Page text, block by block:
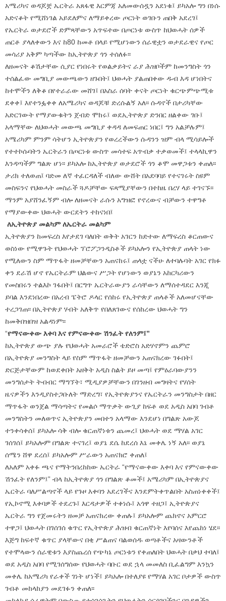
አሜሪካና ወዳጆቿ ኤርትራ አጸፋዊ እርምጃ አለመውሰዷን አደነቁ፤ ይካአሎ ግን በነሱ
አድናቆት የሚሸነገል አይደለምና ለማይቀረው ጦርነት ወገቡን ጠበቅ አደረገ፤
የኤርትራ ወታደሮች ድምጻቸውን አጥፍተው በጦርነቱ ውስጥ ከህወሓት ሰዎች
ጠርቶ ያላለቀውን እና ከ80 ከመቶ በላይ የሚሆነውን ሰራዊቷን ወታደራዊና የጦር
መሳሪያ አቅም ካጣችው ከኢትዮጵያ ጎን ተሰለፉ፡፡
ለዘመናት ቆሽታቸው ሲያር የነበሩት የወልቃይትና ራያ ሕዝቦችም ከመንግስት ጎን
ተሰልፈው መግቢያ መውጫውን ዘጉበት፤ ህወሓት ያልጠበቀው ዱብ እዳ ሆነበትና
ከተሞችን ለቅቆ በየተራራው መሸገ፤ በአስራ ሰባት ቀናት ጦርነት ቁርጭምጭሚቱ
ደቀቀ፤ እየተንፏቀቀ ለአሜሪካና ወዳጆቹ ድረሱልኝ አለ፡፡ ሱዳኖች በታሪካቸው
አድርገውት የማያውቁትን ጀብድ ሞከሩ፤ ወደኢትዮጵያ ድንበር ዘልቀው ገቡ፤
አላማቸው ለህወሓት መውጫ መግቢያ ቀዳዳ ለመፍጠር ነበር፤ ግን አልቻሉም፤
አሜሪካም ምንም ሳትሆን ኢትዮጵያን የወረረችውን ሱዳንን ዝም ብላ ሚሳይሎች
የተተኮሱባትን ኤርትራን በጦርነቱ ውስጥ መሳተፍ አጥብቃ ተቃወመች፤ ተላላኪዋን
እንዳጣችም ግልጽ ሆነ፡፡ ይካአሎ ከኢትዮጵያ ወታደሮች ጎን ቆሞ መዋጋቱን ቀጠለ፡፡
ታሪክ ተለወጠ፤ ባድመ ለኛ ተፈርዳለች ብለው ውሸት በአደባባይ የተናገሩት ስዩም
መስፍንና የህወሓት መስራች ጓዶቻቸው ፍጻሚያቸውን በተከዜ በረሃ ላይ ተገናኙ፡፡
ማንም አያሸንፈኝም ብሎ ለዘመናት ራሱን አግዝፎ የኖረውና ብቻውን ተዋግቶ
የማያውቀው ህወሓት ውርደትን ተከናነበ፤
ለኢትዮጵያ መልካም ለኤርትራ መልካም
ኢትዮጵያን ከመፍረስ እየታደገ ባለበት ወቅት አገርን ከድተው ለማፍረስ ቆርጠውና
ወስነው የሚዋጉት የህወሓት ፕሮፖጋንዲስቶች ይካአሎን የኢትዮጵያ ጠላት ነው
የሚለውን ስም ማጥፋት ዘመቻቸውን አጠናከሩ፤ ጠላቷ ናችሁ ለተባሉባት አገር የክፉ
ቀን ደራሽ ሆኖ የኤርትራም ህልውና ሥጋት የሆነውን ወያኔን አከርካሪውን
የመስበሩን ተልእኮ ገፋበት፤ በርግጥ ኤርትራውያን ራሳቸውን ለማሰተዳደር እንጂ
ይባል እንደነበረው በአረብ ፔትሮ ዶላር የሰከሩ የኢትዮጵያ ጠላቶች አለመሆናቸው
ተረጋገጠ፡፡ በኢትዮጵያ ሃብት አለቅጥ የበለጸገውና የሰከረው ህወሓት ግን
ከመቅበዝበዝ አልዳነም፡፡
“የማናውቀው እቀባ እና የምናውቀው ሽንፈት የለንም፤”
ከኢትዮጵያ ውጭ ያሉ የህወሓት አመራሮች ቴድሮስ አድሃኖምን ጨምሮ
በኢትዮጵያ መንግስት ላይ የስም ማጥፋት ዘመቻውን አጠናክረው ገፉበት፤
ድርጅታቸውም ከወደቀበት አዘቅት አዲስ ስልት ይዞ መጣ፤ የምዕራባውያንን
መንግሰታት ትብብር ማግኘት፣ ሚዲያዎቻቸውን በገንዘብ መግዛትና የሃሰት
ዜናዎችን እንዲያስተጋቡለት ማድረግ፣ የኢትዮጵያንና የኤርትራን መንግስታት በዘር
ማጥፋት ወንጀል ማሳጣትና የመልሶ ማጥቃት ውጊያ ከፍቶ ወደ አዲስ አበባ ገብቶ
መንግስትን መለወጥና ኢትዮጵያን መበተን አላማው እንደሆነ በግልጽ አውጆ
ተንቀሳቀሰ፤ ይካአሎ ሳቅ ብሎ ቁርጠኛነቱን ጨመረ፤ ህወሓት ወደ ማሃል አገር
ገሰገሰ፤ ይካአሎም በግልጽ ተናገረ፤ ወያኔ ደሴ ከደረሰ እኔ መቀሌ ነኝ አለ፡፡ ወያኔ
ሰሜን ሸዋ ደረሰ፤ ይካአሎም ሥራውን አጠናክሮ ቀጠለ፤
ለአለም አቀፉ ጫና የማትንበረከከው ኤርትራ “የማናውቀው እቀባ እና የምናውቀው
ሽንፈት የለንም፤” ብላ ከኢትዮጵያ ጎን በግልጽ ቆመች፤ አሜሪካም በኢትዮጵያና
ኤርትራ ባለሥልጣኖች ላይ የጉዞ እቀባን አደረገችና እንደምትቀጥልበት አስጠነቀቀች፤
የኢኮኖሚ እቀባዎች ተደረጉ፤ እርዳታዎች ተቀነሱ፤ አጎዋ ተዘጋ፤ ኢትዮጵያና
ኤርትራ ግን የጀመሩትን ዘመቻ አጠናክረው ቀጠሉ፤ ይካአሎም ጨክኖና አምርሮ
ተዋጋ፤ ህወሓት በገሰገሰ ቁጥር የኢትዮጵያ ሕዝብ ቁርጠኛነት እየባሰና እየጨከነ ሄደ፡፡
እጅግ ከፍተኛ ቁጥር ያላቸውና በቂ ሥልጠና ባልወሰዱ ወጣቶችና አዛውንቶች
የተሞላውን ሰራዊቱን እያስጨረሰ የጭካኔ ጦርነቱን የቀጠለበት ህወሓት በቃህ ተባለ፤
ወደ አዲስ አበባ የሚገሰግሰው የህወሓት ባቡር ወደ ኋላ መመለስ ቢፈልግም እንኳን
መቀሌ ከአሜሪካ የራቀች ገነት ሆነች፤ ይካአሎ በተለያዩ የማሃል አገር ቦታዎች ውስጥ
ገብቶ መከላከያን መደገፉን ቀጠለ፡፡